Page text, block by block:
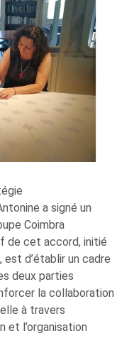
a signé un
Coimbra
de cet accord, initié
est d’établir un cadre
deux parties
la collaboration
à travers
et l’organisation